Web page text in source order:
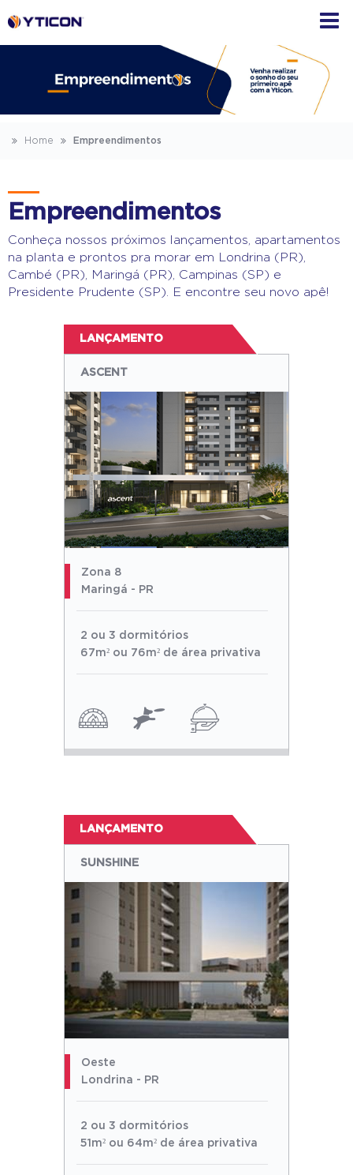
Home Empreendimentos
Empreendimentos
Conheça nossos próximos lançamentos, apartamentos
na planta e prontos pra morar em Londrina (PR),
Cambé (PR), Maringá (PR), Campinas (SP) e
Presidente Prudente (SP). E encontre seu novo apê!
LANÇAMENTO
ASCENT
Zona 8
Maringá - PR
2 ou 3 dormitórios
67m² ou 76m² de área privativa
LANÇAMENTO
SUNSHINE
Oeste
Londrina - PR
2 ou 3 dormitórios
51m² ou 64m² de área privativa